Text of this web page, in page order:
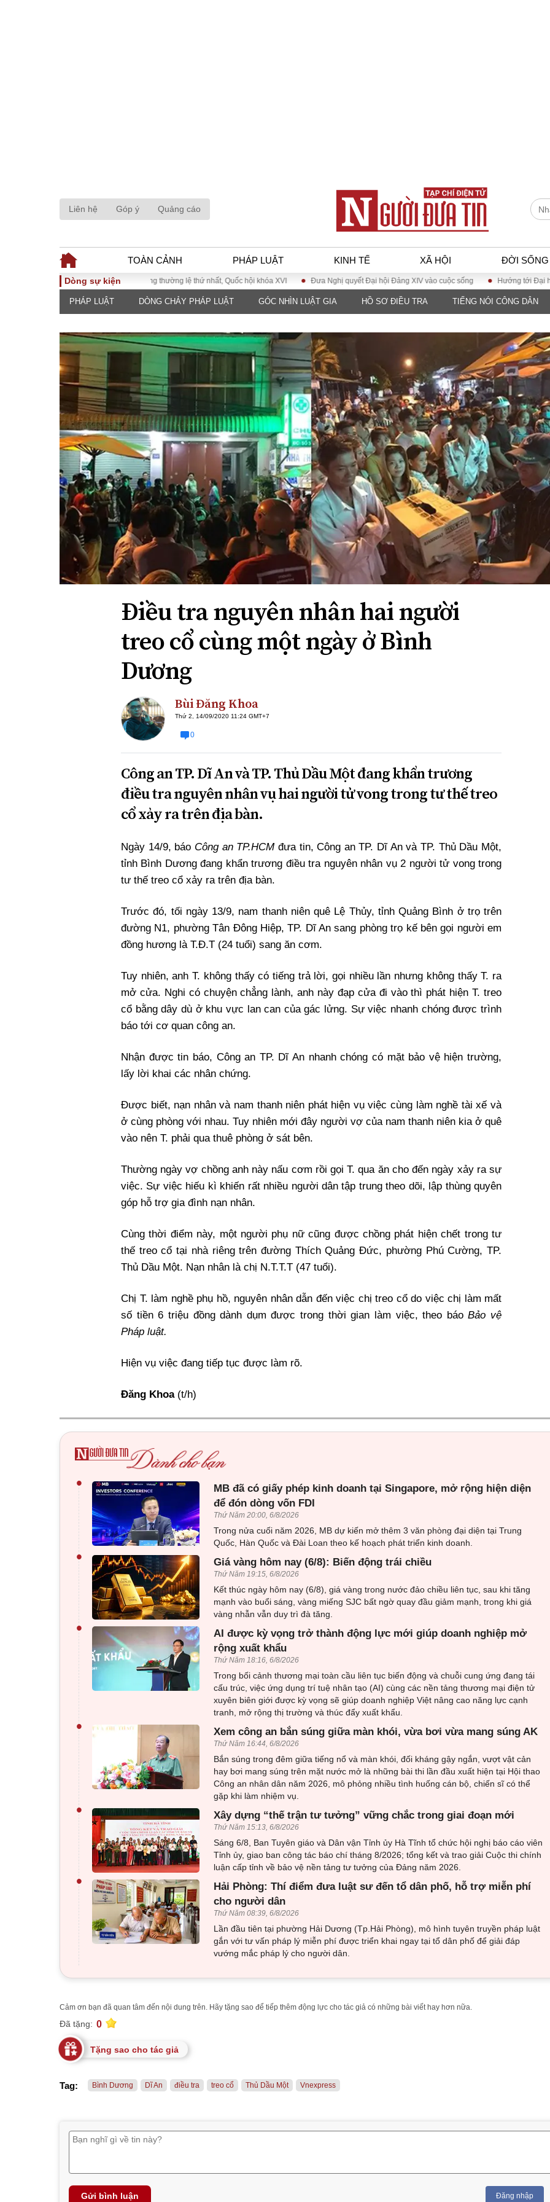
Liên hệ Góp ý Quảng cáo
TOÀN CẢNH PHÁP LUẬT KINH TẾ XÃ HỘI ĐỜI SỐNG
TOÀN CẢNH
Chính sách
Đối thoại
Thế giới
PHÁP LUẬT
luật
Góc nhìn luật gia
Hồ sơ điều tra
Tiếng nói công dân
An ninh - Hình sự
KINH TẾ
Kinh tế vĩ mô
Hồ sơ doanh
nghiệp
Xu hướng thị
trường
Tiêu dùng và dư
luận
Công nghệ
XÃ HỘI
Giáo dục
Văn hoá
Môi trường
Giao
ĐA CHIỀU
Quan điểm
Xi nhan Trái Phải
Bạn đọc viết
INFOCUS
Dòng sự kiện
Kỳ họp không thường lệ thứ nhất, Quốc hội khóa XVI Đưa Nghị quyết Đại hội Đảng XIV vào cuộc sống Hướng tới Đại hội đại
PHÁP LUẬT DÒNG CHẢY PHÁP LUẬT GÓC NHÌN LUẬT GIA HỒ SƠ ĐIỀU TRA TIẾNG NÓI CÔNG DÂN
Điều tra nguyên nhân hai người
treo cổ cùng một ngày ở Bình
Dương
Bùi Đăng Khoa
Thứ 2, 14/09/2020 11:24 GMT+7
0
Công an TP. Dĩ An và TP. Thủ Dầu Một đang khẩn trương
điều tra nguyên nhân vụ hai người tử vong trong tư thế treo
cổ xảy ra trên địa bàn.
Ngày 14/9, báo Công an TP.HCM đưa tin, Công an TP. Dĩ An và TP. Thủ Dầu Một,
tỉnh Bình Dương đang khẩn trương điều tra nguyên nhân vụ 2 người tử vong trong
tư thế treo cổ xảy ra trên địa bàn.
Trước đó, tối ngày 13/9, nam thanh niên quê Lệ Thủy, tỉnh Quảng Bình ở trọ trên
đường N1, phường Tân Đông Hiệp, TP. Dĩ An sang phòng trọ kế bên gọi người em
đồng hương là T.Đ.T (24 tuổi) sang ăn cơm.
Tuy nhiên, anh T. không thấy có tiếng trả lời, gọi nhiều lần nhưng không thấy T. ra
mở cửa. Nghi có chuyện chẳng lành, anh này đạp cửa đi vào thì phát hiện T. treo
cổ bằng dây dù ở khu vực lan can của gác lửng. Sự việc nhanh chóng được trình
báo tới cơ quan công an.
Nhận được tin báo, Công an TP. Dĩ An nhanh chóng có mặt bảo vệ hiện trường,
lấy lời khai các nhân chứng.
Được biết, nạn nhân và nam thanh niên phát hiện vụ việc cùng làm nghề tài xế và
ở cùng phòng với nhau. Tuy nhiên mới đây người vợ của nam thanh niên kia ở quê
vào nên T. phải qua thuê phòng ở sát bên.
Thường ngày vợ chồng anh này nấu cơm rồi gọi T. qua ăn cho đến ngày xảy ra sự
việc. Sự việc hiếu kì khiến rất nhiều người dân tập trung theo dõi, lập thùng quyên
góp hỗ trợ gia đình nạn nhân.
Cùng thời điểm này, một người phụ nữ cũng được chồng phát hiện chết trong tư
thế treo cổ tại nhà riêng trên đường Thích Quảng Đức, phường Phú Cường, TP.
Thủ Dầu Một. Nạn nhân là chị N.T.T.T (47 tuổi).
Chị T. làm nghề phụ hồ, nguyên nhân dẫn đến việc chị treo cổ do việc chị làm mất
số tiền 6 triệu đồng dành dụm được trong thời gian làm việc, theo báoBảo vệ
Pháp luật.
Hiện vụ việc đang tiếp tục được làm rõ.
Đăng Khoa(t/h)
•
MB đã có giấy phép kinh doanh tại Singapore, mở rộng hiện diện
để đón dòng vốn FDI
Thứ Năm 20:00, 6/8/2026
Trong nửa cuối năm 2026, MB dự kiến mở thêm 3 văn phòng đại diện tại Trung
Quốc, Hàn Quốc và Đài Loan theo kế hoạch phát triển kinh doanh.
• Giá vàng hôm nay (6/8): Biến động trái chiều
Thứ Năm 19:15, 6/8/2026
Kết thúc ngày hôm nay (6/8), giá vàng trong nước đảo chiều liên tục, sau khi tăng
mạnh vào buổi sáng, vàng miếng SJC bất ngờ quay đầu giảm mạnh, trong khi giá
vàng nhẫn vẫn duy trì đà tăng.
•
AI được kỳ vọng trở thành động lực mới giúp doanh nghiệp mở
rộng xuất khẩu
Thứ Năm 18:16, 6/8/2026
Trong bối cảnh thương mại toàn cầu liên tục biến động và chuỗi cung ứng đang tái
cấu trúc, việc ứng dụng trí tuệ nhân tạo (AI) cùng các nền tảng thương mại điện tử
xuyên biên giới được kỳ vọng sẽ giúp doanh nghiệp Việt nâng cao năng lực cạnh
tranh, mở rộng thị trường và thúc đẩy xuất khẩu.
• Xem công an bắn súng giữa màn khói, vừa bơi vừa mang súng AK
Thứ Năm 16:44, 6/8/2026
Bắn súng trong đêm giữa tiếng nổ và màn khói, đối kháng gậy ngắn, vượt vật cản
hay bơi mang súng trên mặt nước mở là những bài thi lần đầu xuất hiện tại Hội thao
Công an nhân dân năm 2026, mô phỏng nhiều tình huống cán bộ, chiến sĩ có thể
gặp khi làm nhiệm vụ.
• Xây dựng “thế trận tư tưởng” vững chắc trong giai đoạn mới
Thứ Năm 15:13, 6/8/2026
Sáng 6/8, Ban Tuyên giáo và Dân vận Tỉnh ủy Hà Tĩnh tổ chức hội nghị báo cáo viên
Tỉnh ủy, giao ban công tác báo chí tháng 8/2026; tổng kết và trao giải Cuộc thi chính
luận cấp tỉnh về bảo vệ nền tảng tư tưởng của Đảng năm 2026.
•
Hải Phòng: Thí điểm đưa luật sư đến tổ dân phố, hỗ trợ miễn phí
cho người dân
Thứ Năm 08:39, 6/8/2026
Lần đầu tiên tại phường Hải Dương (Tp.Hải Phòng), mô hình tuyên truyền pháp luật
gắn với tư vấn pháp lý miễn phí được triển khai ngay tại tổ dân phố để giải đáp
vướng mắc pháp lý cho người dân.
Cảm ơn bạn đã quan tâm đến nội dung trên. Hãy tặng sao để tiếp thêm động lực cho tác giả có những bài viết hay hơn nữa.
Đã tặng: 0
Tặng sao cho tác giả
Tag: Bình Dương Dĩ An điều tra treo cổ Thủ Dầu Một Vnexpress
Gửi bình luận Đăng nhập